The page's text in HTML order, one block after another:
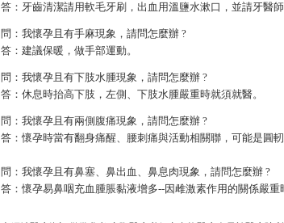
答：牙齒清潔請用軟毛牙刷，出血用溫鹽水漱口，並請牙醫師
問：我懷孕且有手麻現象，請問怎麼辦 ?
答：建議保暖，做手部運動。
問：我懷孕且有下肢水腫現象，請問怎麼辦 ?
答：休息時抬高下肢，左側、下肢水腫嚴重時就須就醫。
問：我懷孕且有兩側腹痛現象，請問怎麼辦 ?
答：懷孕時當有翻身痛醒、腰刺痛與活動相關聯，可能是圓
問：我懷孕且有鼻塞、鼻出血、鼻息肉現象，請問怎麼辦 ?
答：懷孕易鼻咽充血腫脹黏液增多--因雌激素作用的關係嚴重